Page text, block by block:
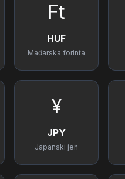
Ft
HUF
Mađarska forinta
¥
JPY
Japanski jen